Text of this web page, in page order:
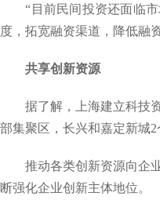
“目前民间投资还面临市
度，拓宽融资渠道，降低融
共享创新资源
据了解，上海建立科技资
部集聚区，长兴和嘉定新城
推动各类创新资源向企业
断强化企业创新主体地位。